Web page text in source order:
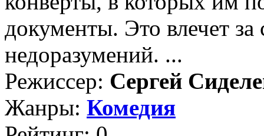
документы. Это влечет
недоразумений. ...
Режиссер: Сергей
Жанры: Комедия